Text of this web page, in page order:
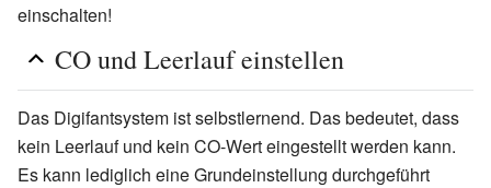
einschalten!
CO und Leerlauf einstellen
Das Digifantsystem ist selbstlernend. Das bedeutet, dass
kein Leerlauf und kein CO-Wert eingestellt werden kann.
Es kann lediglich eine Grundeinstellung durchgeführt